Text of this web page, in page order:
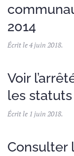
2014
Écrit le4 juin 2018.
Voir
les statuts
Écrit le 1 juin 2018.
Consulter